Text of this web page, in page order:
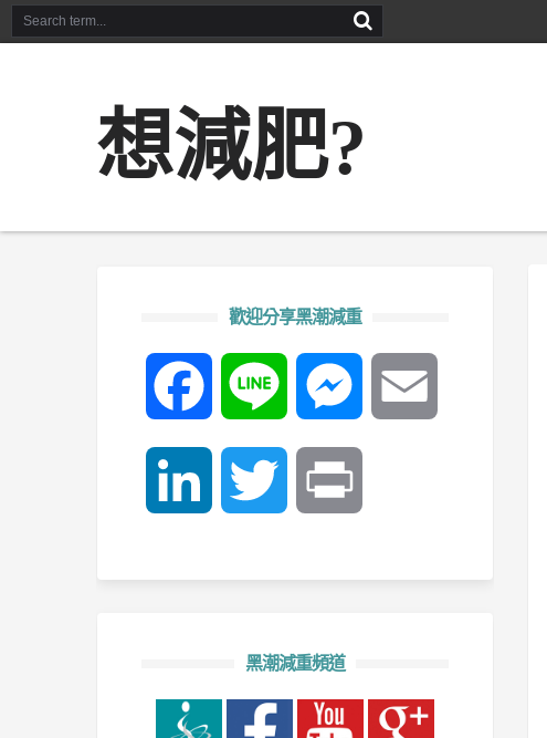
想減肥?
歡迎分享黑潮減重
Facebook Line Messenger
LinkedIn Twitter
黑潮減重頻道